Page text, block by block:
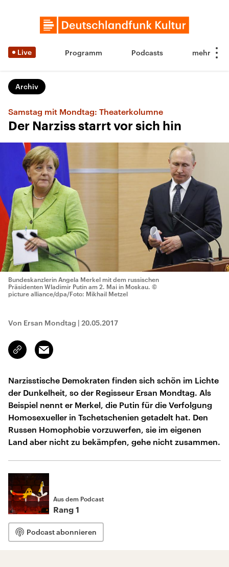
Live Programm Podcasts
Archiv
Samstag mit Mondtag: Theaterkolumne
Der Narziss starrt vor sich hin
Bundeskanzlerin Angela Merkel mit dem russischen
Präsidenten Wladimir Putin am 2. Mai in Moskau. ©
picture alliance/dpa/Foto: Mikhail Metzel
Von Ersan Mondtag | 20.05.2017
Link
kopieren/teilen
Email
Narzisstische Demokraten finden sich schön im Lichte
der Dunkelheit, so der Regisseur Ersan Mondtag. Als
Beispiel nennt er Merkel, die Putin für die Verfolgung
Homosexueller in Tschetschenien getadelt hat. Den
Russen Homophobie vorzuwerfen, sie im eigenen
Land aber nicht zu bekämpfen, gehe nicht zusammen.
Aus dem Podcast
Rang 1
Podcast abonnieren